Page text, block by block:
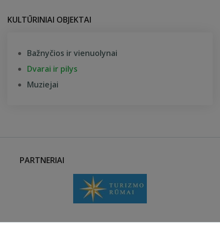
KULTŪRINIAI OBJEKTAI
Bažnyčios ir vienuolynai
Dvarai ir pilys
Muziejai
PARTNERIAI